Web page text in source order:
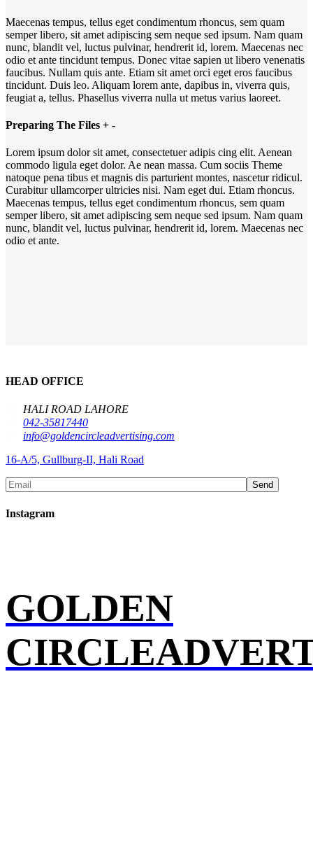
Maecenas tempus, tellus eget condimentum rhoncus, sem quam
semper libero, sit amet adipiscing sem neque sed ipsum. Nam quam
nunc, blandit vel, luctus pulvinar, hendrerit id, lorem. Maecenas nec
odio et ante tincidunt tempus. Donec vitae sapien ut libero venenatis
faucibus. Nullam quis ante. Etiam sit amet orci eget eros faucibus
tincidunt. Duis leo. Aliquam lorem ante, dapibus in, viverra quis,
feugiat a, tellus. Phasellus viverra nulla ut metus varius laoreet.
Preparing The Files + -
Lorem ipsum dolor sit amet, consectetuer adipis cing elit. Aenean
commodo ligula eget dolor. Ae nean massa. Cum sociis Theme
natoque pena tibus et magnis dis parturient montes, nascetur ridicul.
Curabitur ullamcorper ultricies nisi. Nam eget dui. Etiam rhoncus.
Maecenas tempus, tellus eget condimentum rhoncus, sem quam
semper libero, sit amet adipiscing sem neque sed ipsum. Nam quam
nunc, blandit vel, luctus pulvinar, hendrerit id, lorem. Maecenas nec
odio et ante.
HEAD OFFICE
HALI ROAD LAHORE
042-35817440
info@goldencircleadvertising.com
16-A/5, Gullburg-II, Hali Road
Send
Instagram
GOLDEN